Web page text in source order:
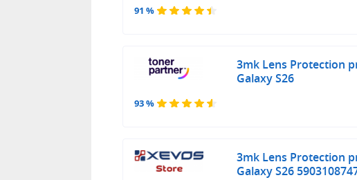
91 %
93 %
3mk Lens Protection
Galaxy S26
3mk Lens Protection
Galaxy S26